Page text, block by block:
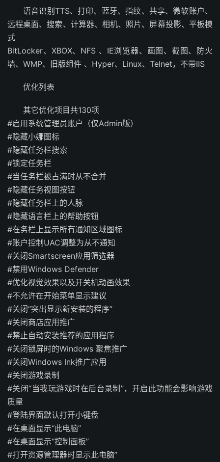
语音识别TTS、打印、蓝牙、指纹、共享、微软账户、
远程桌面、搜索、计算器、相机、照片、屏幕投影、平板模
式
BitLocker、XBOX、NFS 、IE浏览器、画图、截图、防火
墙、WMP、旧版组件 、Hyper、Linux、Telnet，不带IIS
优化列表
其它优化项目共130项
#启用系统管理员账户（仅Admin版）
#隐藏小娜图标
#隐藏任务栏搜索
#锁定任务栏
#当任务栏被占满时从不合并
#隐藏任务视图按钮
#隐藏任务栏上的人脉
#隐藏语言栏上的帮助按钮
#在务栏上显示所有通知区域图标
#账户控制UAC调整为从不通知
#关闭Smartscreen应用筛选器
#禁用Windows Defender
#优化视觉效果以及开关机动画效果
#不允许在开始菜单显示建议
#关闭“突出显示新安装的程序”
#关闭商店应用推广
#禁止自动安装推荐的应用程序
#关闭锁屏时的Windows 聚焦推广
#关闭Windows Ink推广应用
#关闭游戏录制
#关闭“当我玩游戏时在后台录制”，开启此功能会影响游戏
质量
#登陆界面默认打开小键盘
#在桌面显示“此电脑”
#在桌面显示“控制面板”
#打开资源管理器时显示此电脑”